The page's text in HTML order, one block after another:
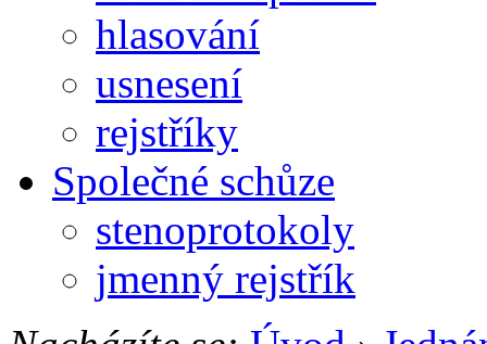
hlasování
usnesení
rejstříky
Společné schůze
stenoprotokoly
jmenný rejstřík